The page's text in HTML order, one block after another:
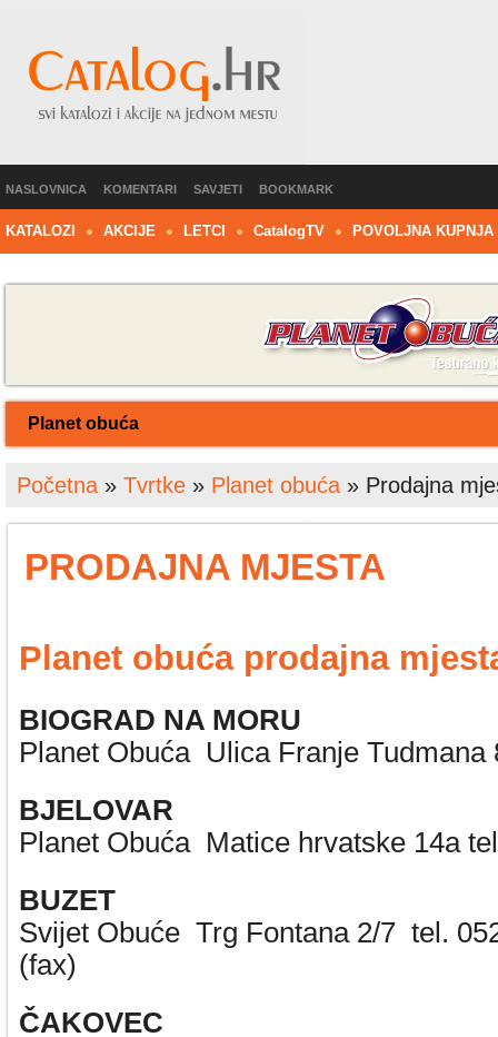
NASLOVNICA KOMENTARI SAVJETI BOOKMARK
KATALOZI AKCIJE LETCI CatalogTV POVOLJNA KUPNJA
Planet obuća
Početna » Tvrtke » Planet obuća » Prodajna
PRODAJNA MJESTA
Planet obuća prodajna
BIOGRAD NA MORU
Planet Obuća Ulica Franje
BJELOVAR
Planet Obuća Matice hrvatske 14a
BUZET
Svijet Obuće Trg Fontana 2/7 tel.
(fax)
ČAKOVEC